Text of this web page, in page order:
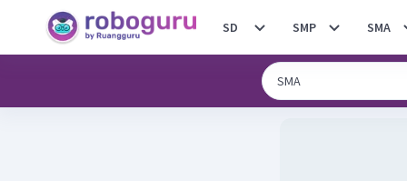
SD SMP SMA